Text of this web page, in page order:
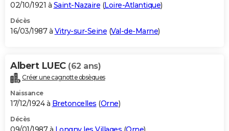
02/10/1921 à Saint-Nazaire (Loire-Atlantique)
Décès
16/03/1987 à Vitry-sur-Seine (Val-de-Marne)
Albert LUEC (62 ans)
Créer une cagnotte obsèques
Naissance
17/12/1924 à Bretoncelles (Orne)
Décès